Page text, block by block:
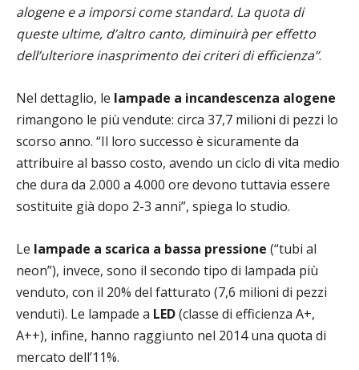
alogene e a imporsi come standard. La quota di
queste ultime, d’altro canto, diminuirà per effetto
dell’ulteriore inasprimento dei criteri di efficienza”.
Nel dettaglio, le lampade a incandescenza alogene
rimangono le più vendute: circa 37,7 milioni di pezzi lo
scorso anno. “Il loro successo è sicuramente da
attribuire al basso costo, avendo un ciclo di vita medio
che dura da 2.000 a 4.000 ore devono tuttavia essere
sostituite già dopo 2-3 anni”, spiega lo studio.
Le lampade a scarica a bassa pressione (“tubi al
neon”), invece, sono il secondo tipo di lampada più
venduto, con il 20% del fatturato (7,6 milioni di pezzi
venduti). Le lampade a LED(classe di efficienza A+,
A++), infine, hanno raggiunto nel 2014 una quota di
mercato dell’11%.